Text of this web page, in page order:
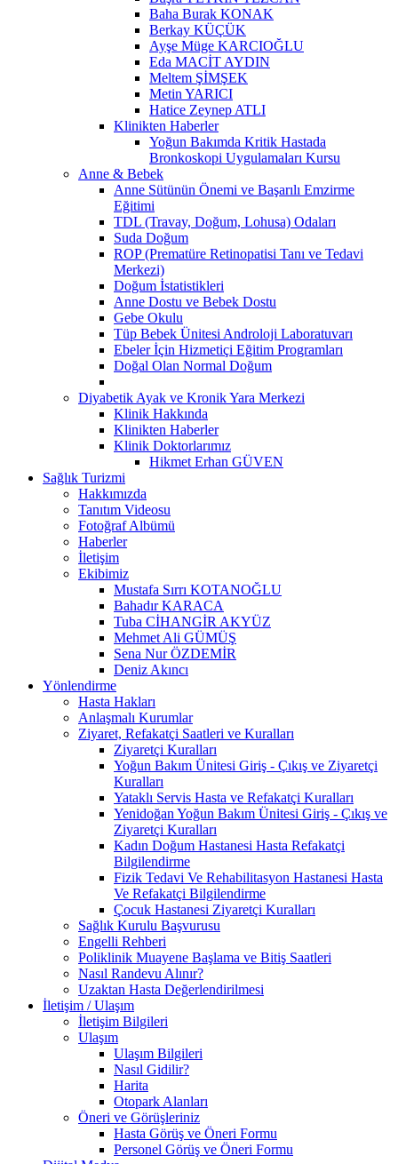
Baha Burak KONAK
Berkay KÜÇÜK
Ayşe Müge KARCIOĞLU
Eda MACİT AYDIN
Meltem ŞİMŞEK
Metin YARICI
Hatice Zeynep ATLI
Klinikten Haberler
Yoğun Bakımda Kritik Hastada
Bronkoskopi Uygulamaları Kursu
Anne & Bebek
Anne Sütünün Önemi ve Başarılı Emzirme
Eğitimi
TDL (Travay, Doğum, Lohusa) Odaları
Suda Doğum
ROP (Prematüre Retinopatisi Tanı ve Tedavi
Merkezi)
Doğum İstatistikleri
Anne Dostu ve Bebek Dostu
Gebe Okulu
Tüp Bebek Ünitesi Androloji Laboratuvarı
Ebeler İçin Hizmetiçi Eğitim Programları
Doğal Olan Normal Doğum
Diyabetik Ayak ve Kronik Yara Merkezi
Klinik Hakkında
Klinikten Haberler
Klinik Doktorlarımız
Hikmet Erhan GÜVEN
Sağlık Turizmi
Hakkımızda
Tanıtım Videosu
Fotoğraf Albümü
Haberler
İletişim
Ekibimiz
Mustafa Sırrı KOTANOĞLU
Bahadır KARACA
Tuba CİHANGİR AKYÜZ
Mehmet Ali GÜMÜŞ
Sena Nur ÖZDEMİR
Deniz Akıncı
Yönlendirme
Hasta Hakları
Anlaşmalı Kurumlar
Ziyaret, Refakatçi Saatleri ve Kuralları
Ziyaretçi Kuralları
Yoğun Bakım Ünitesi Giriş - Çıkış ve Ziyaretçi
Kuralları
Yataklı Servis Hasta ve Refakatçi Kuralları
Yenidoğan Yoğun Bakım Ünitesi Giriş - Çıkış ve
Ziyaretçi Kuralları
Kadın Doğum Hastanesi Hasta Refakatçi
Bilgilendirme
Fizik Tedavi Ve Rehabilitasyon Hastanesi Hasta
Ve Refakatçi Bilgilendirme
Çocuk Hastanesi Ziyaretçi Kuralları
Sağlık Kurulu Başvurusu
Engelli Rehberi
Poliklinik Muayene Başlama ve Bitiş Saatleri
Nasıl Randevu Alınır?
Uzaktan Hasta Değerlendirilmesi
İletişim / Ulaşım
İletişim Bilgileri
Ulaşım
Ulaşım Bilgileri
Nasıl Gidilir?
Harita
Otopark Alanları
Öneri ve Görüşleriniz
Hasta Görüş ve Öneri Formu
Personel Görüş ve Öneri Formu